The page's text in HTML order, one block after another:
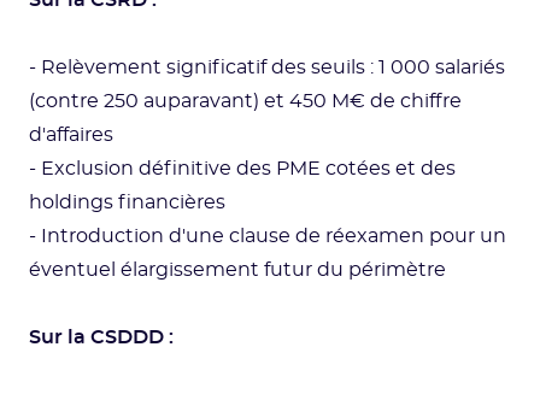
- Relèvement significatif des seuils : 1 000 salariés
(contre 250 auparavant) et 450 M€ de chiffre
d'affaires
- Exclusion définitive des PME cotées et des
holdings financières
- Introduction d'une clause de réexamen pour un
éventuel élargissement futur du périmètre
Sur la CSDDD :